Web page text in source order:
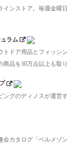
インストア。毎週金曜
ラム
トドア用品とフィッシ
商品を30万点以上も取
ングのディノスが運営
会カタログ「ベルメゾ